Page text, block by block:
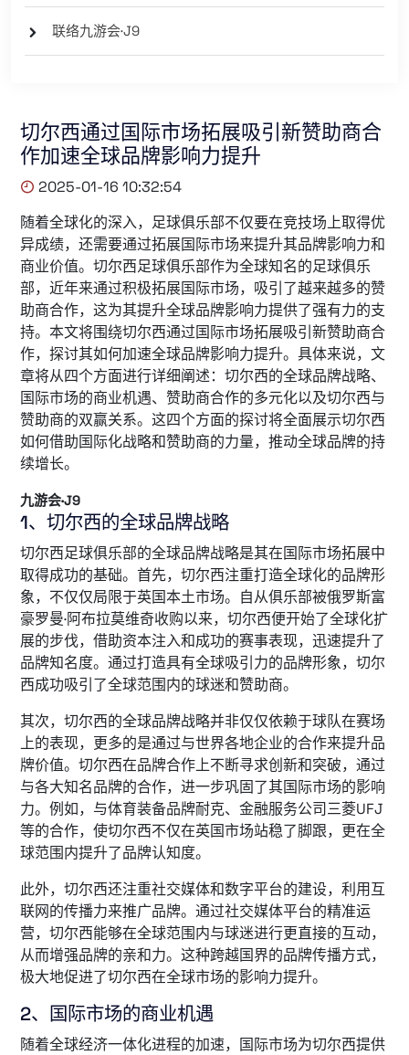
联络九游会·J9
切尔西通过国际市场拓展吸引新赞助商合
作加速全球品牌影响力提升
2025-01-16 10:32:54
随着全球化的深入，足球俱乐部不仅要在竞技场上取得优
异成绩，还需要通过拓展国际市场来提升其品牌影响力和
商业价值。切尔西足球俱乐部作为全球知名的足球俱乐
部，近年来通过积极拓展国际市场，吸引了越来越多的赞
助商合作，这为其提升全球品牌影响力提供了强有力的支
持。本文将围绕切尔西通过国际市场拓展吸引新赞助商合
作，探讨其如何加速全球品牌影响力提升。具体来说，文
章将从四个方面进行详细阐述：切尔西的全球品牌战略、
国际市场的商业机遇、赞助商合作的多元化以及切尔西与
赞助商的双赢关系。这四个方面的探讨将全面展示切尔西
如何借助国际化战略和赞助商的力量，推动全球品牌的持
续增长。
九游会·J9
1、切尔西的全球品牌战略
切尔西足球俱乐部的全球品牌战略是其在国际市场拓展中
取得成功的基础。首先，切尔西注重打造全球化的品牌形
象，不仅仅局限于英国本土市场。自从俱乐部被俄罗斯富
豪罗曼·阿布拉莫维奇收购以来，切尔西便开始了全球化扩
展的步伐，借助资本注入和成功的赛事表现，迅速提升了
品牌知名度。通过打造具有全球吸引力的品牌形象，切尔
西成功吸引了全球范围内的球迷和赞助商。
其次，切尔西的全球品牌战略并非仅仅依赖于球队在赛场
上的表现，更多的是通过与世界各地企业的合作来提升品
牌价值。切尔西在品牌合作上不断寻求创新和突破，通过
与各大知名品牌的合作，进一步巩固了其国际市场的影响
力。例如，与体育装备品牌耐克、金融服务公司三菱UFJ
等的合作，使切尔西不仅在英国市场站稳了脚跟，更在全
球范围内提升了品牌认知度。
此外，切尔西还注重社交媒体和数字平台的建设，利用互
联网的传播力来推广品牌。通过社交媒体平台的精准运
营，切尔西能够在全球范围内与球迷进行更直接的互动，
从而增强品牌的亲和力。这种跨越国界的品牌传播方式，
极大地促进了切尔西在全球市场的影响力提升。
2、国际市场的商业机遇
随着全球经济一体化进程的加速，国际市场为切尔西提供